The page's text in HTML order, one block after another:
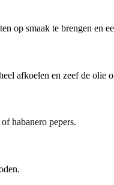
op smaak te brengen en
afkoelen en zeef de olie
habanero pepers.